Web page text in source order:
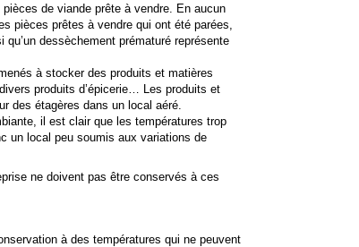
pièces de viande prête à vendre. En aucun
pièces prêtes à vendre qui ont été parées,
dessèchement prématuré représente
à stocker des produits et matières
produits d’épicerie… Les produits et
des étagères dans un local aéré.
il est clair que les températures trop
un local peu soumis aux variations de
ne doivent pas être conservés à ces
à des températures qui ne peuvent